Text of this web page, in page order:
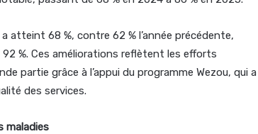
atteint 68 %, contre 62 % l’année précédente,
%. Ces améliorations reflètent les efforts
partie grâce à l’appui du programme Wezou, qui a
des services.
maladies